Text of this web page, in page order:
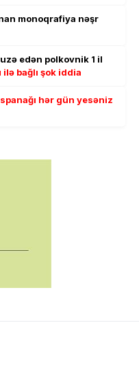
monoqrafiya nəşr
edən polkovnik 1 il
ilə bağlı şok iddia
hər gün yesəniz